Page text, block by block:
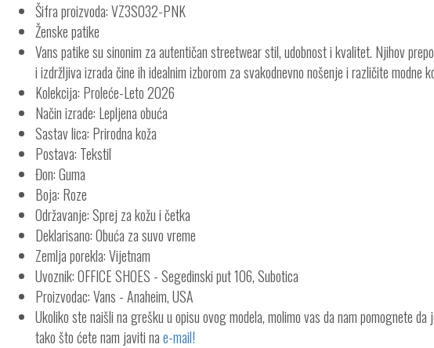
Šifra proizvoda: VZ3SO32-PNK
Ženske patike
Vans patike su sinonim za autentičan streetwear stil, udobnost i kvalitet. Njihov
i izdržljiva izrada čine ih idealnim izborom za svakodnevno nošenje i različite modne
Kolekcija: Proleće-Leto 2026
Način izrade: Lepljena obuća
Sastav lica: Prirodna koža
Postava: Tekstil
Đon: Guma
Boja: Roze
Održavanje: Sprej za kožu i četka
Deklarisano: Obuća za suvo vreme
Zemlja porekla: Vijetnam
Uvoznik: OFFICE SHOES - Segedinski put 106, Subotica
Proizvodac: Vans - Anaheim, USA
Ukoliko ste naišli na grešku u opisu ovog modela, molimo vas da nam pomognete da
tako što ćete nam javiti nae-mail!